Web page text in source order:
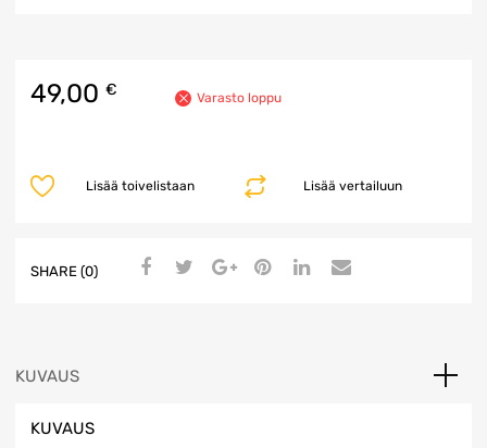
49,00 € Varasto loppu
Lisää vertailuun
Lisää toivelistaan
SHARE (0)
KUVAUS
KUVAUS